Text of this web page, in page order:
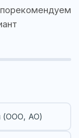
(ООО, АО)